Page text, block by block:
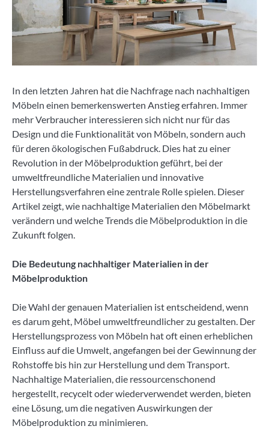
In den letzten Jahren hat die Nachfrage nach nachhaltigen
Möbeln einen bemerkenswerten Anstieg erfahren. Immer
mehr Verbraucher interessieren sich nicht nur für das
Design und die Funktionalität von Möbeln, sondern auch
für deren ökologischen Fußabdruck. Dies hat zu einer
Revolution in der Möbelproduktion geführt, bei der
umweltfreundliche Materialien und innovative
Herstellungsverfahren eine zentrale Rolle spielen. Dieser
Artikel zeigt, wie nachhaltige Materialien den Möbelmarkt
verändern und welche Trends die Möbelproduktion in die
Zukunft folgen.
Die Bedeutung nachhaltiger Materialien in der
Möbelproduktion
Die Wahl der genauen Materialien ist entscheidend, wenn
es darum geht, Möbel umweltfreundlicher zu gestalten. Der
Herstellungsprozess von Möbeln hat oft einen erheblichen
Einfluss auf die Umwelt, angefangen bei der Gewinnung der
Rohstoffe bis hin zur Herstellung und dem Transport.
Nachhaltige Materialien, die ressourcenschonend
hergestellt, recycelt oder wiederverwendet werden, bieten
eine Lösung, um die negativen Auswirkungen der
Möbelproduktion zu minimieren.